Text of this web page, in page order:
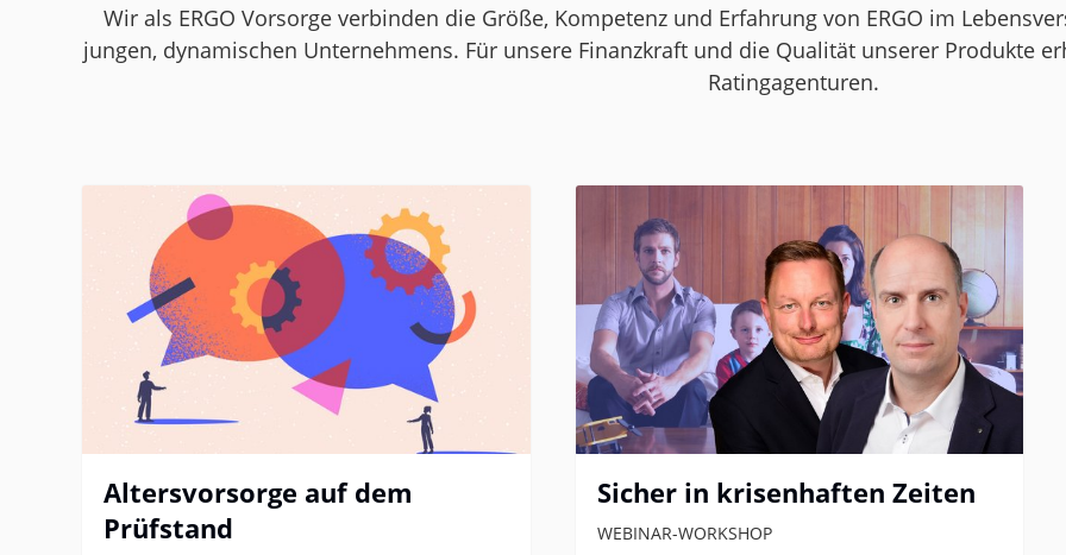
Wir als ERGO Vorsorge verbinden die Größe, Kompetenz und Erfahrung von ERGO im
jungen, dynamischen Unternehmens. Für unsere Finanzkraft und die Qualität unserer Produkte
Ratingagenturen.
Altersvorsorge auf dem
Prüfstand
Sicher in krisenhaften Zeiten
WEBINAR-WORKSHOP